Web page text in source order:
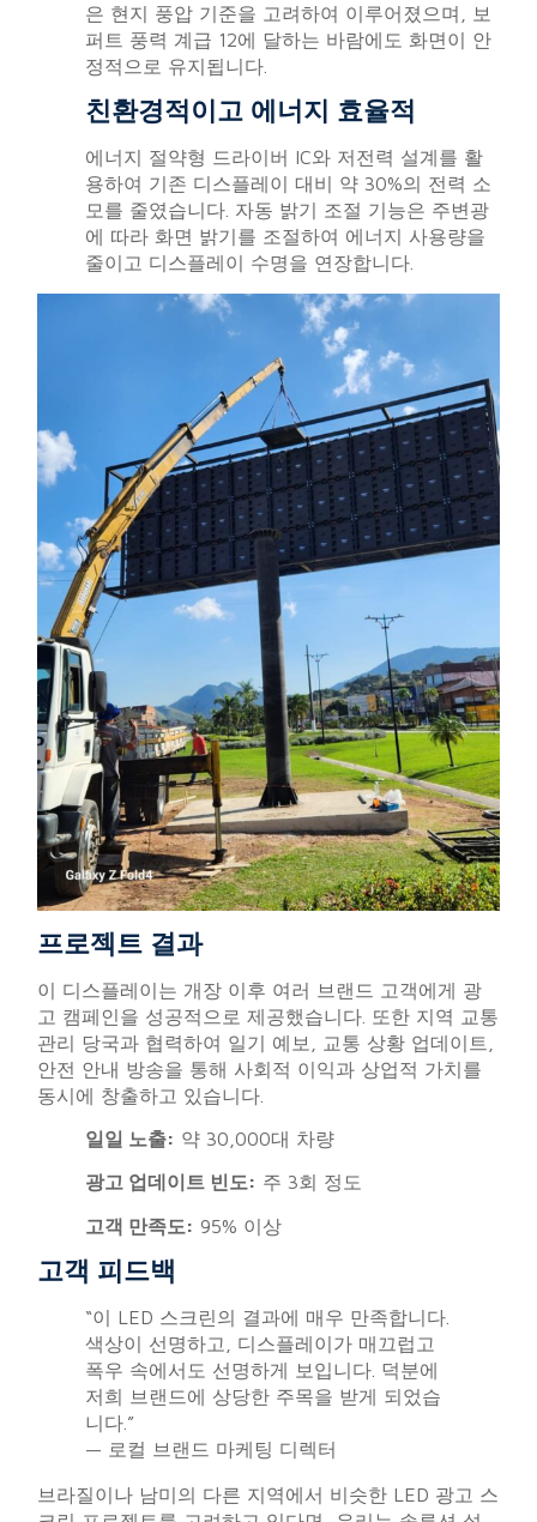
은 현지 풍압 기준을 고려하여 이루어졌으며, 보
퍼트 풍력 계급 12에 달하는 바람에도 화면이 안
정적으로 유지됩니다.
친환경적이고 에너지 효율적
에너지 절약형 드라이버 IC와 저전력 설계를 활
용하여 기존 디스플레이 대비 약 30%의 전력 소
모를 줄였습니다. 자동 밝기 조절 기능은 주변광
에 따라 화면 밝기를 조절하여 에너지 사용량을
줄이고 디스플레이 수명을 연장합니다.
프로젝트 결과
이 디스플레이는 개장 이후 여러 브랜드 고객에게 광
고 캠페인을 성공적으로 제공했습니다. 또한 지역 교통
관리 당국과 협력하여 일기 예보, 교통 상황 업데이트,
안전 안내 방송을 통해 사회적 이익과 상업적 가치를
동시에 창출하고 있습니다.
일일 노출: 약 30,000대 차량
광고 업데이트 빈도: 주 3회 정도
고객 만족도: 95% 이상
고객 피드백
“이 LED 스크린의 결과에 매우 만족합니다.
색상이 선명하고, 디스플레이가 매끄럽고
폭우 속에서도 선명하게 보입니다. 덕분에
저희 브랜드에 상당한 주목을 받게 되었습
니다.”
— 로컬 브랜드 마케팅 디렉터
브라질이나 남미의 다른 지역에서 비슷한 LED 광고 스